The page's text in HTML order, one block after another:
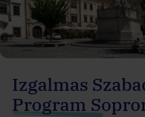
Izgalmas
Program